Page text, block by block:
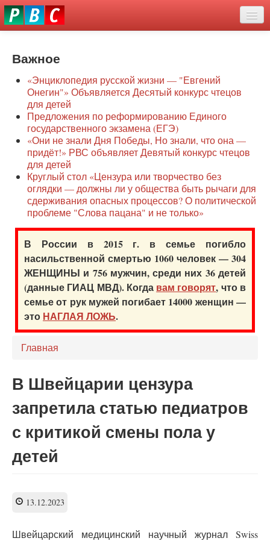
Перейти
к
О нас
Защита семей
Образование
Наше сопротивление
Регионы
Видео
Важное
«Энциклопедия русской жизни — "Евгений
Онегин"» Объявляется Десятый конкурс чтецов
для детей
Предложения по реформированию Единого
государственного экзамена (ЕГЭ)
«Они не знали Дня Победы, Но знали, что она —
придёт!» РВС объявляет Девятый конкурс чтецов
для детей
Круглый стол «Цензура или творчество без
оглядки — должны ли у общества быть рычаги для
сдерживания опасных процессов? О политической
проблеме "Слова пацана" и не только»
В России в 2015 г. в семье погибло
насильственной смертью 1060 человек — 304
ЖЕНЩИНЫ и 756 мужчин, среди них 36 детей
(данные ГИАЦ МВД). Когда вам говорят, что в
семье от рук мужей погибает 14000 женщин —
это НАГЛАЯ ЛОЖЬ.
Главная
В Швейцарии цензура
запретила статью педиатров
с критикой смены пола у
детей
13.12.2023
Швейцарский медицинский научный журнал Swiss